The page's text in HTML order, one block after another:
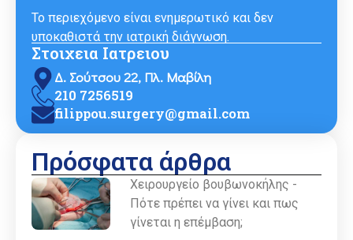
Το περιεχόμενο είναι ενημερωτικό και δεν
υποκαθιστά την ιατρική διάγνωση.
Στοιχεια Ιατρειου
Δ. Σούτσου 22, Πλ. Μαβίλη
210 7256519
filippou.surgery@gmail.com
Πρόσφατα άρθρα
Χειρουργείο βουβωνοκήλης -
Πότε πρέπει να γίνει και πως
γίνεται η επέμβαση;